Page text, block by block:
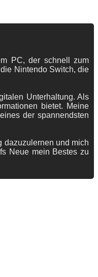
PC, der schnell zum
Nintendo Switch, die
Unterhaltung. Als
bietet. Meine
der spannendsten
dazuzulernen und mich
Neue mein Bestes zu